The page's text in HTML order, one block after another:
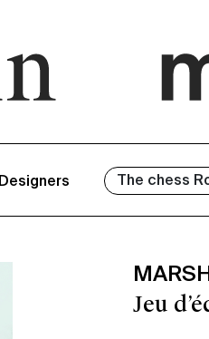
Designers The chess
Jeu